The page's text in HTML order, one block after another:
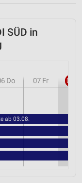
SÜD in
Do 07 Fr 08
ab 03.08.